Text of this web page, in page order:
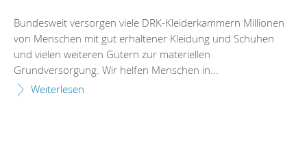
Bundesweit versorgen viele DRK-Kleiderkammern Millionen
von Menschen mit gut erhaltener Kleidung und Schuhen
und vielen weiteren Gütern zur materiellen
Grundversorgung. Wir helfen Menschen in...
Weiterlesen